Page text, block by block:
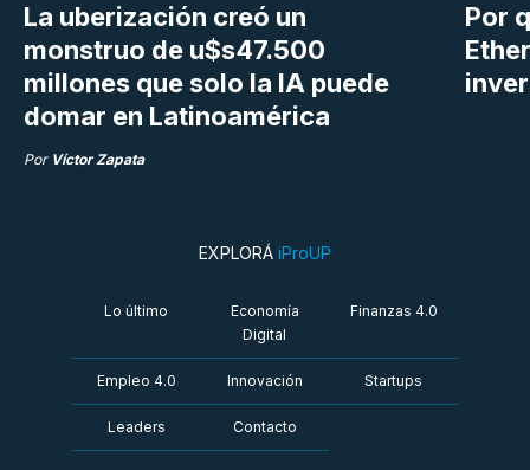
La uberización creó un
monstruo de u$s47.500
millones que solo la IA puede
domar en Latinoamérica
Por Víctor Zapata
Por
EXPLORÁ iProUP
Lo último
Economía
Digital
Finanzas 4.0
Empleo 4.0 Innovación Startups
Leaders Contacto